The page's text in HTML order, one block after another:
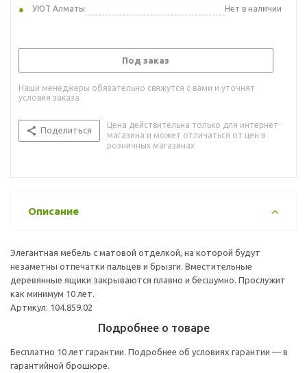
УЮТ Алматы
Нет в наличии
Под заказ
Наши менеджеры обязательно свяжутся с вами и уточнят
условия заказа
Поделиться
Цена действительна только для интернет-
магазина и может отличаться от цен в
розничных магазинах
Описание
Элегантная мебель с матовой отделкой, на которой будут
незаметны отпечатки пальцев и брызги. Вместительные
деревянные ящики закрываются плавно и бесшумно. Прослужит
как минимум 10 лет.
Артикул: 104.859.02
Подробнее о товаре
Бесплатно 10 лет гарантии. Подробнее об условиях гарантии — в
гарантийной брошюре.